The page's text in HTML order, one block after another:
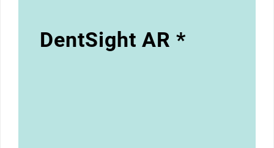
DentSight AR *